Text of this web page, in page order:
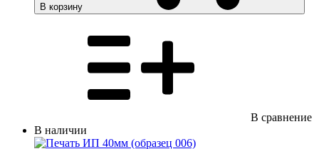
В корзину
В сравнение
В наличии